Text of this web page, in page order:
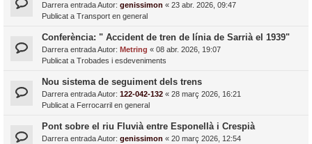
Darrera entrada Autor: genissimon « 23 abr. 2026, 09:47
Publicat a Transport en general
Conferència: " Accident de tren de línia de Sarrià el 1939"
Darrera entrada Autor: Metring « 08 abr. 2026, 19:07
Publicat a Trobades i esdeveniments
Nou sistema de seguiment dels trens
Darrera entrada Autor: 122-042-132 « 28 març 2026, 16:21
Publicat a Ferrocarril en general
Pont sobre el riu Fluvià entre Esponellà i Crespià
Darrera entrada Autor: genissimon « 20 març 2026, 12:54